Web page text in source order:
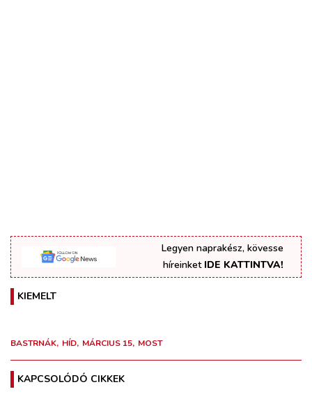
Legyen naprakész, kövesse
híreinket IDE KATTINTVA!
KIEMELT
BASTRNÁK HÍD MÁRCIUS 15 MOST
KAPCSOLÓDÓ CIKKEK